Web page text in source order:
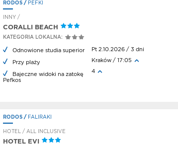
RODOS / PEFKI
INNY /
CORALLI BEACH
KATEGORIA LOKALNA:
Odnowione studia superior
Przy plaży
Bajeczne widoki na zatokę
Pefkos
Pt 2.10.2026 / 3 dni
Kraków / 17:05
4
RODOS / FALIRAKI
HOTEL / ALL INCLUSIVE
HOTEL EVI